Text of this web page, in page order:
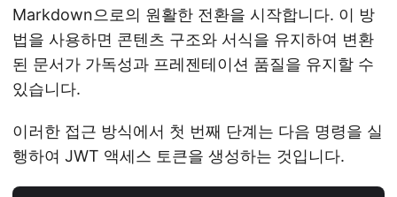
Markdown으로의 원활한 전환을 시작합니다. 이 방
법을 사용하면 콘텐츠 구조와 서식을 유지하여 변환
된 문서가 가독성과 프레젠테이션 품질을 유지할 수
있습니다.
이러한 접근 방식에서 첫 번째 단계는 다음 명령을 실
행하여 JWT 액세스 토큰을 생성하는 것입니다.